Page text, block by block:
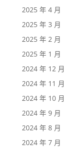
2025 年 4 月
2025 年 3 月
2025 年 2 月
2025 年 1 月
2024 年 12 月
2024 年 11 月
2024 年 10 月
2024 年 9 月
2024 年 8 月
2024 年 7 月